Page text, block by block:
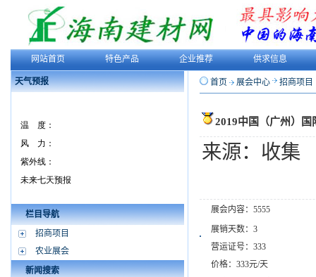
网站首页 特色产品 企业推荐 供求信息
天气预报
栏目导航
招商项目
农业展会
新闻搜索
首页 展会中心 招商项目
2019中国（广州）
来源：收集
展会内容：5555
展销天数：3
营运证号：333
价格：333元/天